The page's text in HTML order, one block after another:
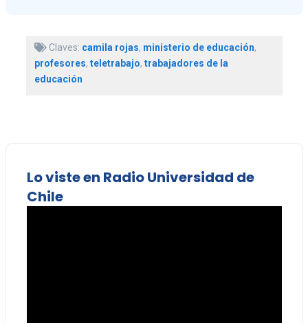
Claves: camila rojas, ministerio de educación,
profesores, teletrabajo, trabajadores de la
educación
Lo viste en Radio Universidad de
Chile